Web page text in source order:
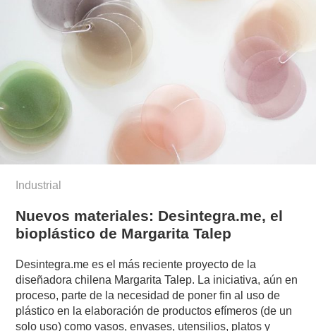
Industrial
Nuevos materiales: Desintegra.me, el
bioplástico de Margarita Talep
Desintegra.me es el más reciente proyecto de la
diseñadora chilena Margarita Talep. La iniciativa, aún en
proceso, parte de la necesidad de poner fin al uso de
plástico en la elaboración de productos efímeros (de un
solo uso) como vasos, envases, utensilios, platos y